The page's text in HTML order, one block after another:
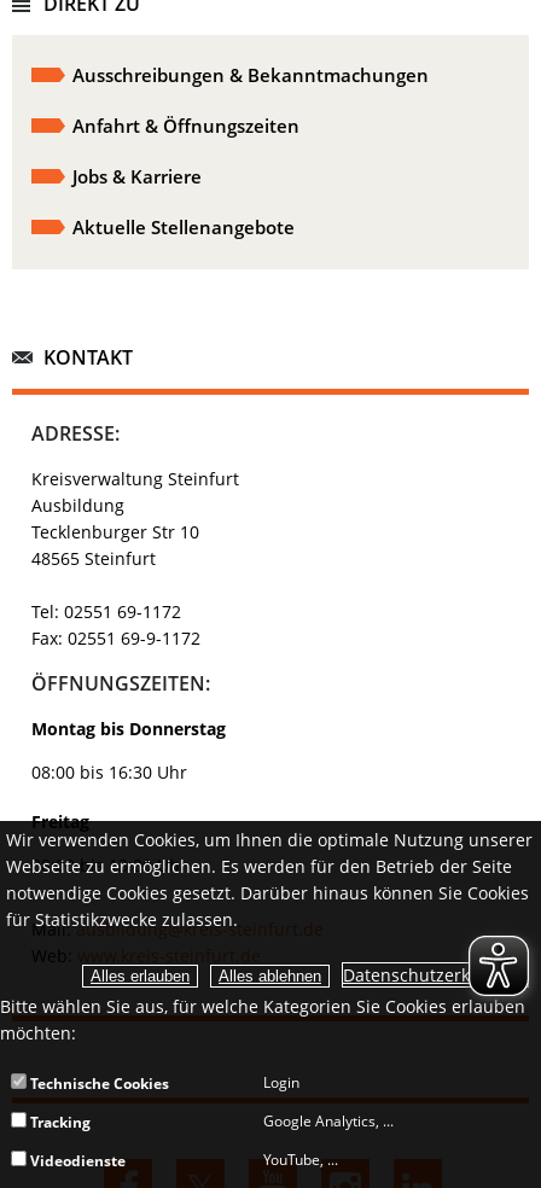
Ausschreibungen & Bekanntmachungen
Anfahrt & Öffnungszeiten
Jobs & Karriere
Aktuelle Stellenangebote
KONTAKT
ADRESSE:
Kreisverwaltung Steinfurt
Ausbildung
Tecklenburger Str 10
48565 Steinfurt
Tel: 02551 69-1172
Fax: 02551 69-9-1172
ÖFFNUNGSZEITEN:
Montag bis Donnerstag
08:00 bis 16:30 Uhr
Freitag
08:00 bis 13:00 Uhr
Mail:ausbildung@kreis-steinfurt.de
Web:
Wir verwenden Cookies, um Ihnen die optimale Nutzung unserer
Webseite zu ermöglichen. Es werden für den Betrieb der Seite
notwendige Cookies gesetzt. Darüber hinaus können Sie Cookies
für Statistikzwecke zulassen.
Datenschutzerklärung.
Bitte wählen Sie aus, für welche Kategorien Sie Cookies erlauben
möchten:
Technische Cookies
Login
Tracking
Google Analytics, ...
Videodienste
YouTube, ...